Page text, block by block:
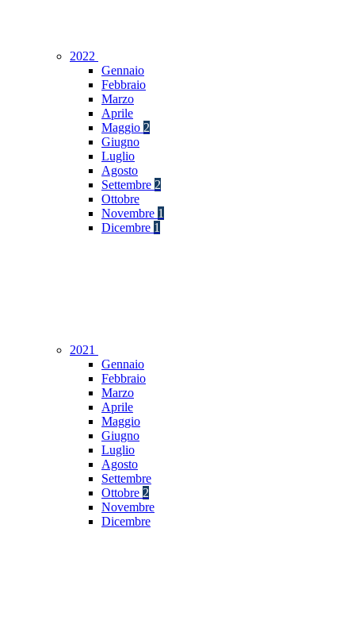
2022
Gennaio
Febbraio
Marzo
Aprile
Maggio 2
Giugno
Luglio
Agosto
Settembre 2
Ottobre
Novembre 1
Dicembre 1
2021
Gennaio
Febbraio
Marzo
Aprile
Maggio
Giugno
Luglio
Agosto
Settembre
Ottobre 2
Novembre
Dicembre